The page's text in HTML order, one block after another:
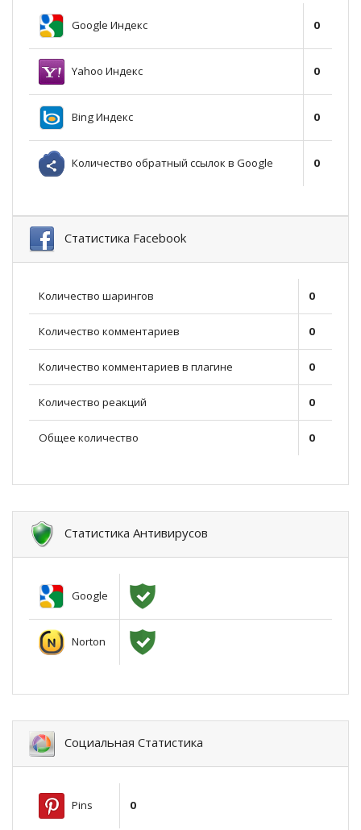
Google Индекс 0
Yahoo Индекс 0
Bing Индекс 0
Количество обратный ссылок в Google 0
Статистика Facebook
Количество шарингов 0
Количество комментариев 0
Количество комментариев в плагине 0
Количество реакций 0
Общее количество 0
Статистика Антивирусов
Google
Norton
Социальная Статистика
Pins 0